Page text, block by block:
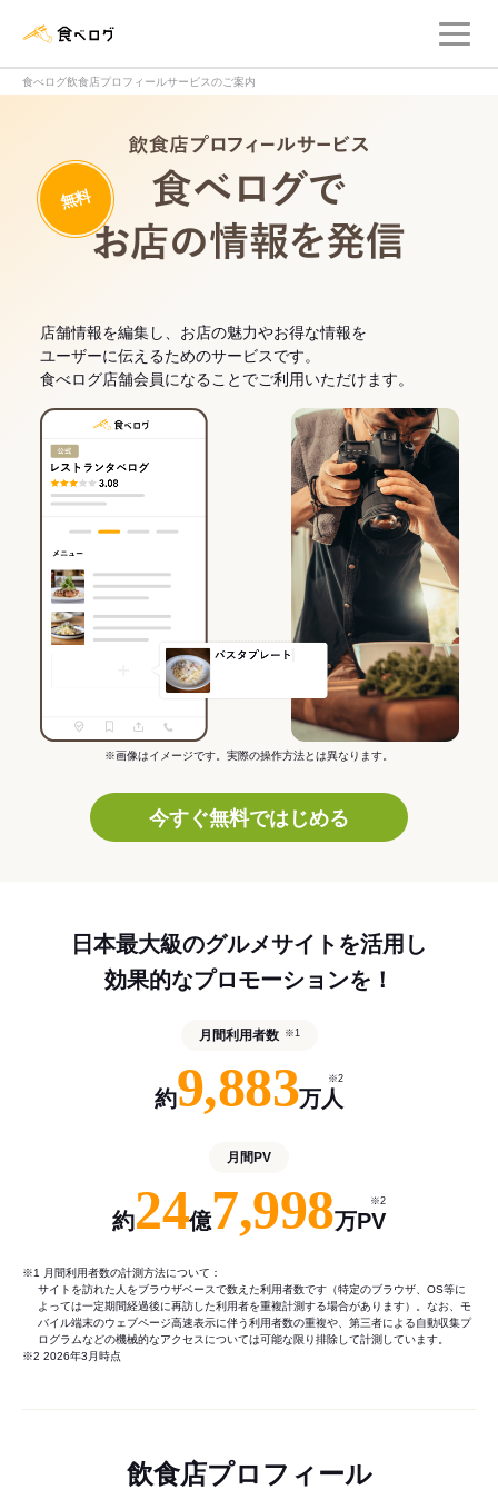
食べログ飲食店プロフィールサービスのご案内
無料
店舗情報を編集し、お店の魅力やお得な情報を
ユーザーに伝えるためのサービスです。
食べログ店舗会員になることでご利用いただけます。
※画像はイメージです。実際の操作方法とは異なります。
今すぐ無料ではじめる
日本最大級のグルメサイトを活用し
効果的なプロモーションを！
月間利用者数 ※1
約9,883万人
※2
月間PV
約24億7,998万PV
※2
※1 月間利用者数の計測方法について：
サイトを訪れた人をブラウザベースで数えた利用者数です（特定のブラウザ、OS等に
よっては一定期間経過後に再訪した利用者を重複計測する場合があります）。なお、モ
バイル端末のウェブページ高速表示に伴う利用者数の重複や、第三者による自動収集プ
ログラムなどの機械的なアクセスについては可能な限り排除して計測しています。
※2 2026年3月時点
飲食店プロフィール